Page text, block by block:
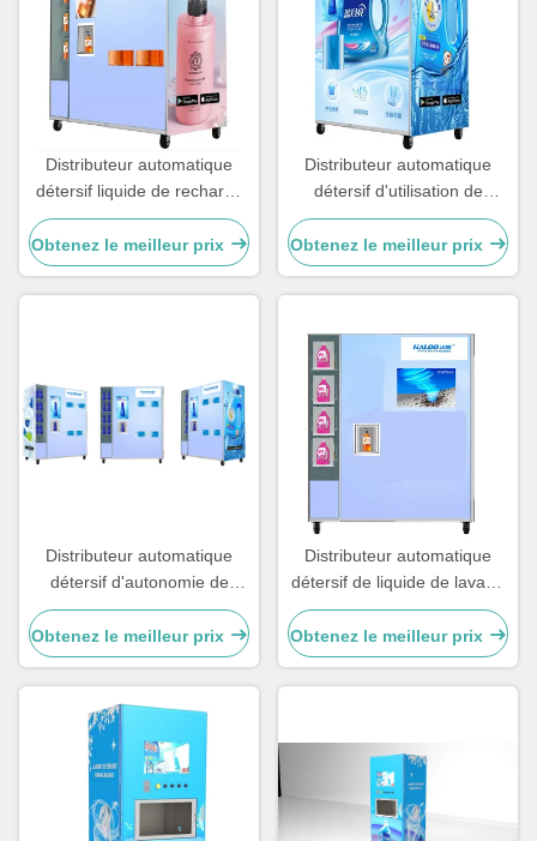
Distributeur automatique
détersif liquide de recharge
de certificat de la CE
automatique pour des
étudiants d'école
Obtenez le meilleur prix
Distributeur automatique
détersif d'utilisation de
maison d'école de maison
de rapport avec le système
de recharge
Obtenez le meilleur prix
Distributeur automatique
détersif d'autonomie de
recharge de l'eau de liquide
de coût bas
Obtenez le meilleur prix
Distributeur automatique
détersif de liquide de lavage
de tissu d'utilisation à la
maison quotidienne
Obtenez le meilleur prix